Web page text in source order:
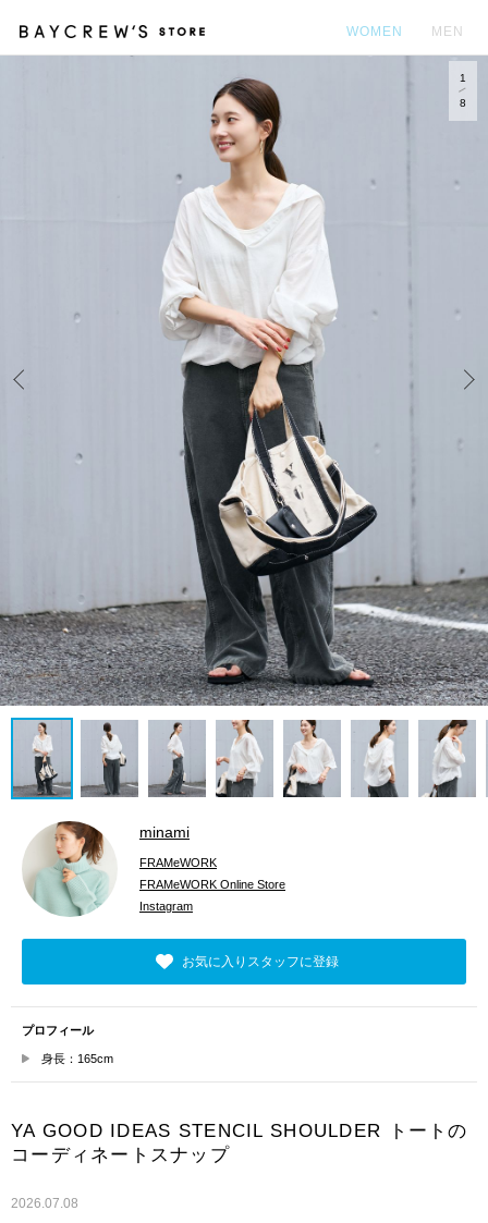
WOMEN MEN
1
8
minami
FRAMeWORK
FRAMeWORK Online Store
Instagram
お気に入りスタッフに登録
プロフィール
身長：165cm
YA GOOD IDEAS STENCIL SHOULDER トートの
コーディネートスナップ
2026.07.08